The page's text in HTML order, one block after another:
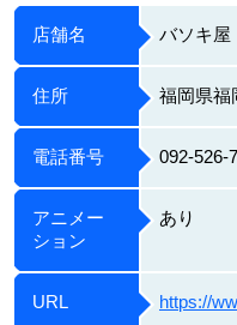
店舗名 バソキ屋
住所 福岡県福
電話番号 092-526-
アニメー
ション
あり
URL https://